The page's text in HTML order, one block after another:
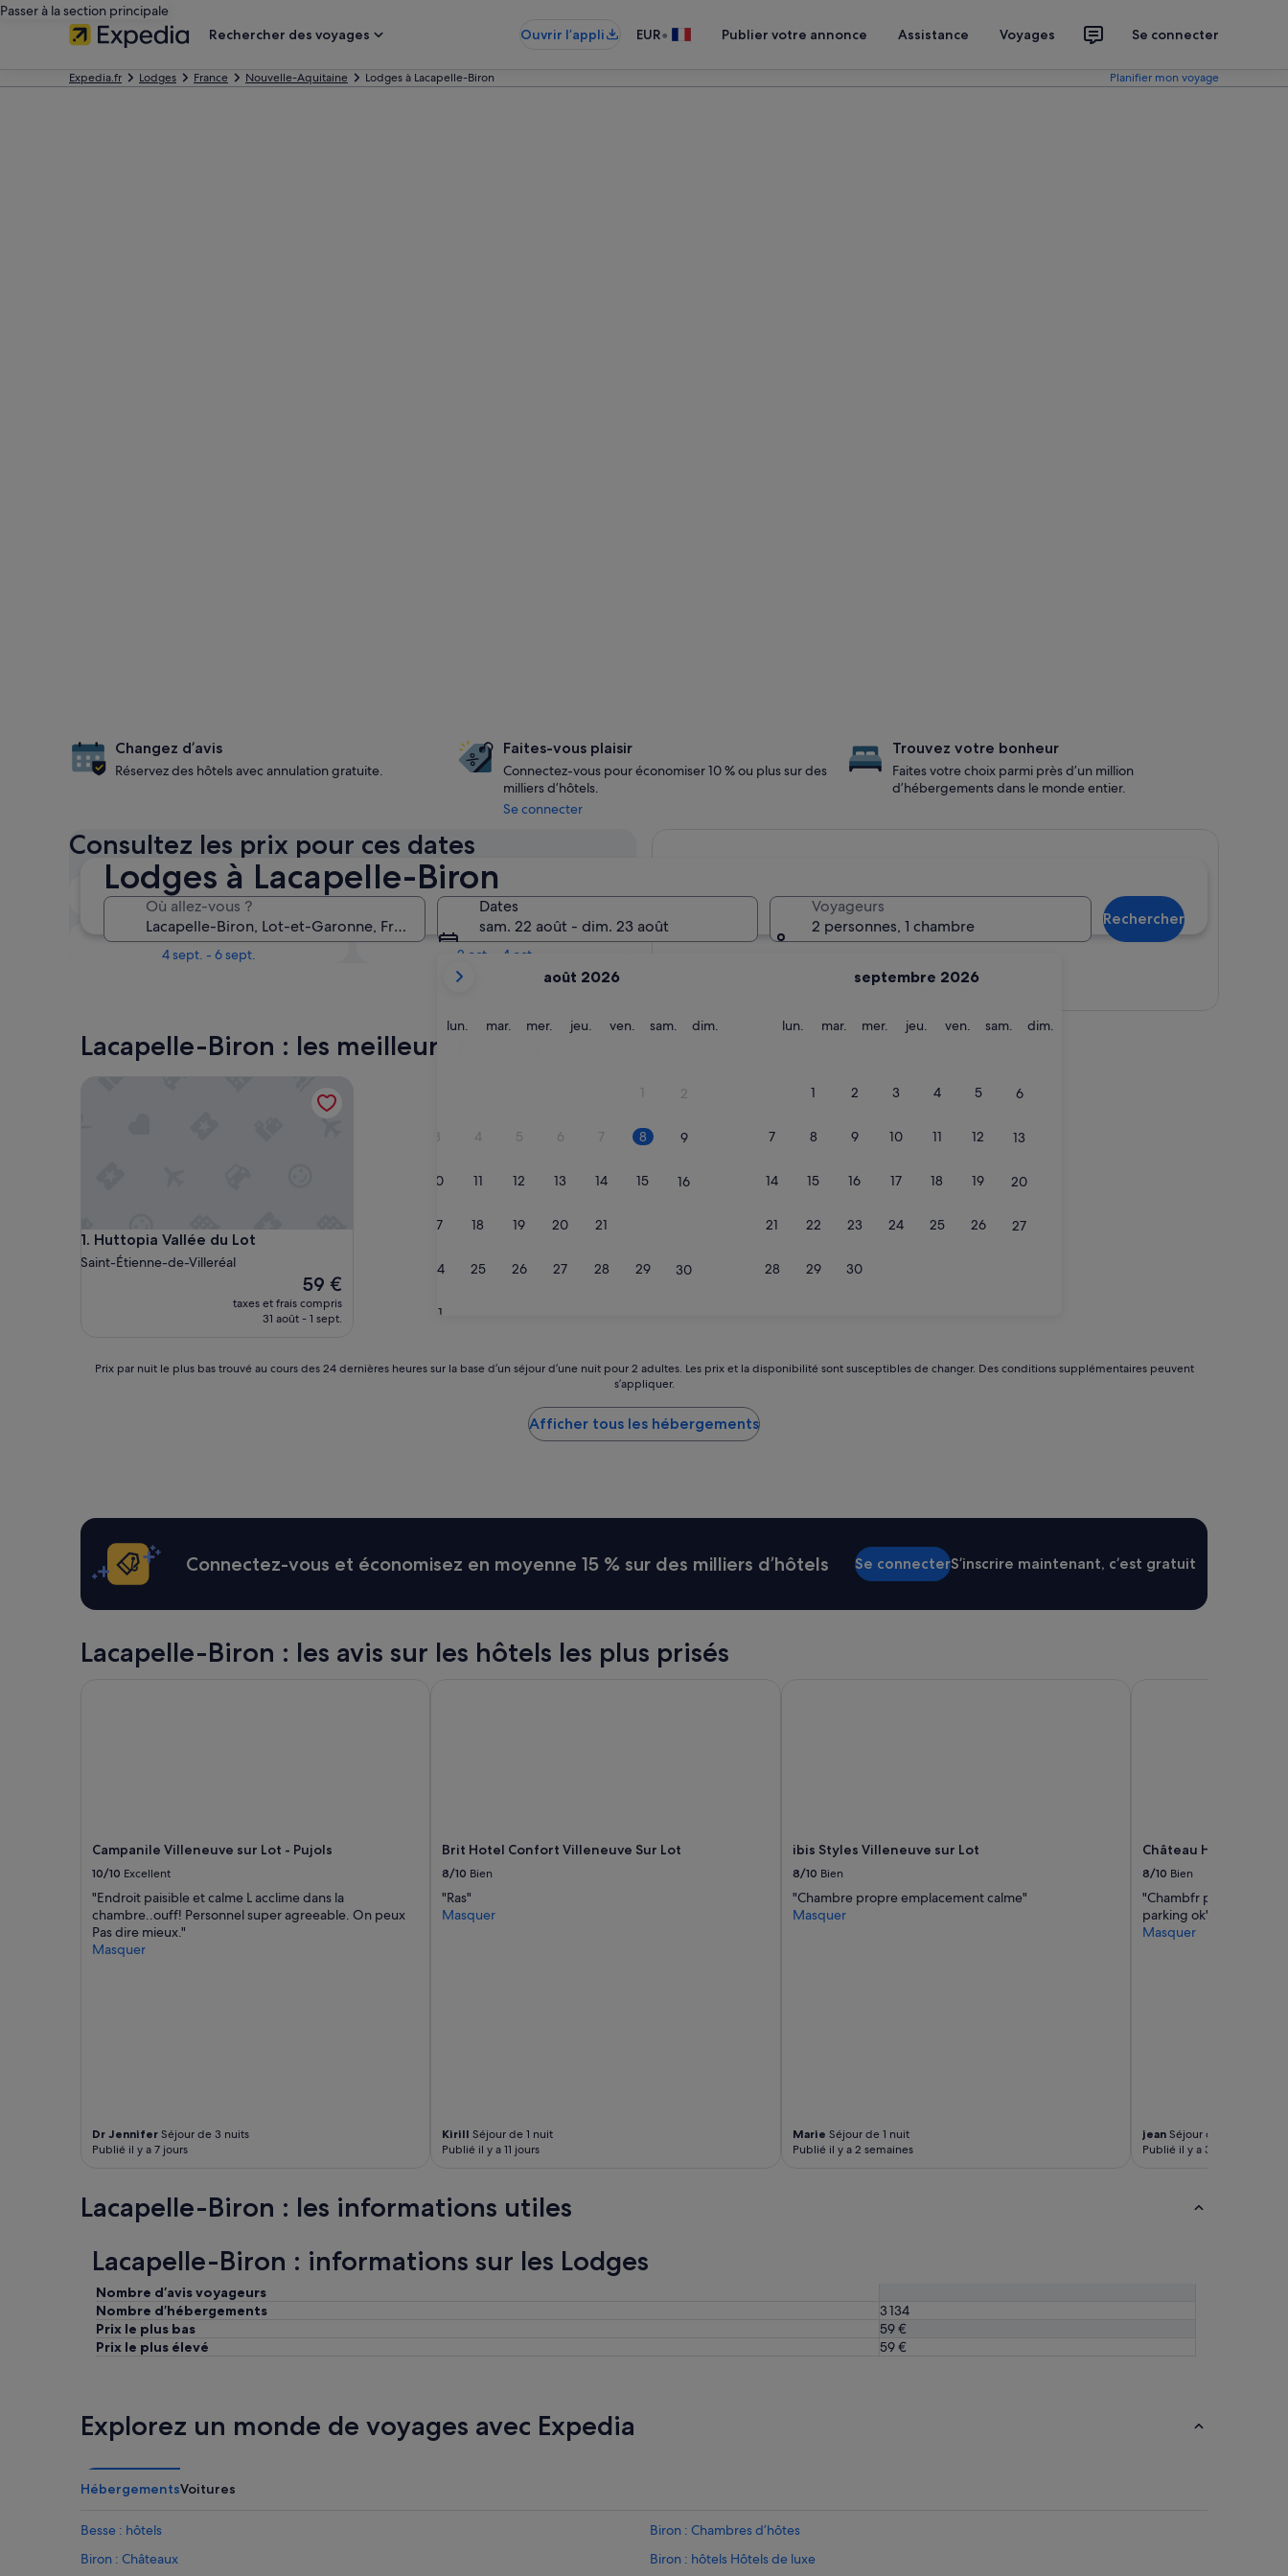
Passer à la section principale
Rechercher des voyages
Ouvrir l’appli EUR• Publier votre annonce Assistance Voyages Se connecter
Expedia.fr Lodges France Nouvelle-Aquitaine Lodges à Lacapelle-Biron Planifier mon voyage
Lodges à Lacapelle-Biron
Où allez-vous ?
Dates
sam. 22 août - dim. 23 août
mois
sont
August
août 2026
lun. lundimar. mardi
mer. mercredi
jeu. jeudiven. vendredi
sam. samedi
dim.
1 2
3 4 5 6 7 8 9
10 11 12 13 14 15 16
17 18 19 20 21
24 25 26 27 28 29 30
31
septembre 2026
lun. lundimar. mardi
mer. mercredi
jeu. jeudiven. vendredi
sam. samedi
dim.
1 2 3 4 5 6
7 8 9 10 11 12 13
14 15 16 17 18 19 20
21 22 23 24 25 26 27
28 29 30
Voyageurs
2 personnes, 1 chambre
Rechercher
Changez d’avis
Réservez des hôtels avec annulation gratuite.
Faites-vous plaisir
Connectez-vous pour économiser 10 % ou plus sur des
milliers d’hôtels.
Se connecter
Trouvez votre bonheur
Faites votre choix parmi près d’un million
d’hébergements dans le monde entier.
Consultez les prix pour ces dates
Le week-end prochain
14 août - 16 août
Dans deux semaines
21 août - 23 août
Dans un mois
4 sept. - 6 sept.
Dans deux mois
2 oct. - 4 oct.
Lacapelle-Biron : les meilleurs lodges
1. Huttopia Vallée du Lot
Huttopia Vallée du Lot
Saint-Étienne-de-Villeréal
Le
nouveau
prix
59 €
59 €
taxes et frais compris
31 août - 1 sept.
Prix
des
24 dernières
heures
sur
la
base
séjour
d’une
de
changer.
conditions
supplémentaires
peuvent
s’appliquer.
Prix par nuit le plus bas trouvé au cours des 24 dernières heures sur la base d’un séjour d’une nuit pour 2 adultes. Les prix et la disponibilité sont susceptibles de changer. Des conditions supplémentaires peuvent
s’appliquer.
Afficher tous les hébergements
Connectez-vous et économisez en moyenne 15 % sur des milliers d’hôtels Se connecterS’inscrire maintenant, c’est gratuit
Lacapelle-Biron : les avis sur les hôtels les plus prisés
Campanile Villeneuve sur Lot - Pujols
10/10 Excellent
"Endroit paisible et calme L acclime dans la
chambre..ouff! Personnel super agreeable. On peux
Pas dire mieux."
Masquer
Dr Jennifer Séjour de 3 nuits
Publié il y a 7 jours
Brit Hotel Confort Villeneuve Sur Lot
8/10 Bien
"Ras"
Masquer
Kirill Séjour de 1 nuit
Publié il y a 11 jours
ibis Styles Villeneuve sur Lot
8/10 Bien
"Chambre propre emplacement calme"
Masquer
Marie Séjour de 1 nuit
Publié il y a 2 semaines
Château Hôtel
8/10 Bien
"Chambfr
parking ok"
Masquer
jeanSéjour de 1 nuit
Publié il y a 3 semaines
Lacapelle-Biron : les informations utiles
Lacapelle-Biron : informations sur les Lodges
Nombre d’avis voyageurs
Nombre d’hébergements
3 134
Prix le plus bas
59 €
Prix le plus élevé
59 €
Explorez un monde de voyages avec Expedia
HébergementsVoitures
Besse : hôtels
Biron : Chambres d’hôtes
Biron : Châteaux
Biron : hôtels Hôtels de luxe